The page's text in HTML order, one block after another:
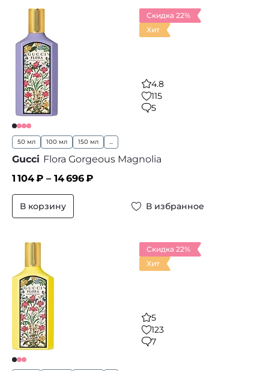
Скидка 22%
Хит
4.8
115
5
50 мл 100 мл 150 мл ...
Gucci Flora Gorgeous Magnolia
1 104₽ – 14 696₽
В корзину В избранное
Скидка 22%
Хит
5
123
7